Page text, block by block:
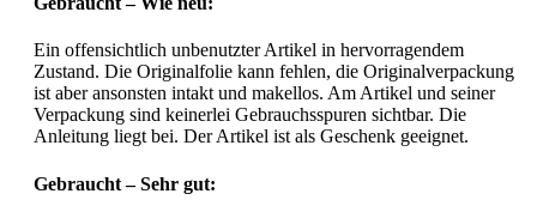
Ein offensichtlich unbenutzter Artikel in hervorragendem
Zustand. Die Originalfolie kann fehlen, die Originalverpackung
ist aber ansonsten intakt und makellos. Am Artikel und seiner
Verpackung sind keinerlei Gebrauchsspuren sichtbar. Die
Anleitung liegt bei. Der Artikel ist als Geschenk geeignet.
Gebraucht – Sehr gut: